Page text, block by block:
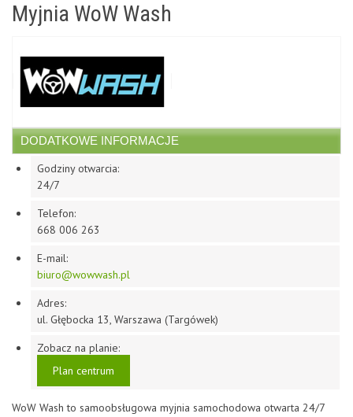
Myjnia WoW Wash
DODATKOWE INFORMACJE
Godziny otwarcia:
24/7
Telefon:
668 006 263
E-mail:
biuro@wowwash.pl
Adres:
ul. Głębocka 13, Warszawa (Targówek)
Zobacz na planie:
Plan centrum
WoW Wash to samoobsługowa myjnia samochodowa otwarta 24/7